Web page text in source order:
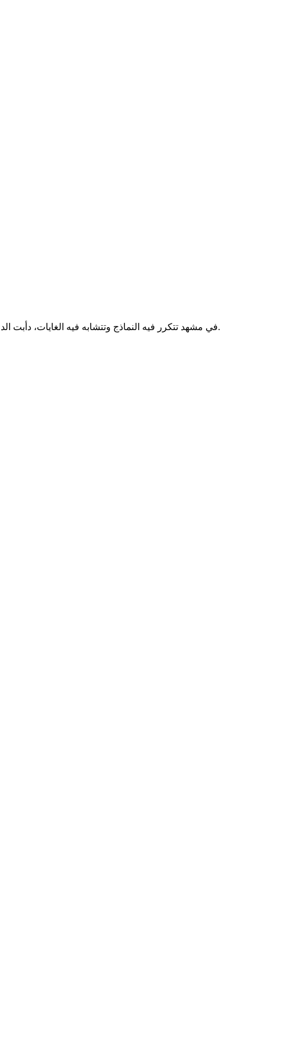
في مشهد تتكرر فيه النماذج وتتشابه فيه الغايات، دأبت الدولة الموريتانية في السنوات الأخيرة على تبني نمط إداري يتمثل في إنشاء مؤسسات جديدة بدل إعادة هيكلة وتطوير المؤسسات القائمة.